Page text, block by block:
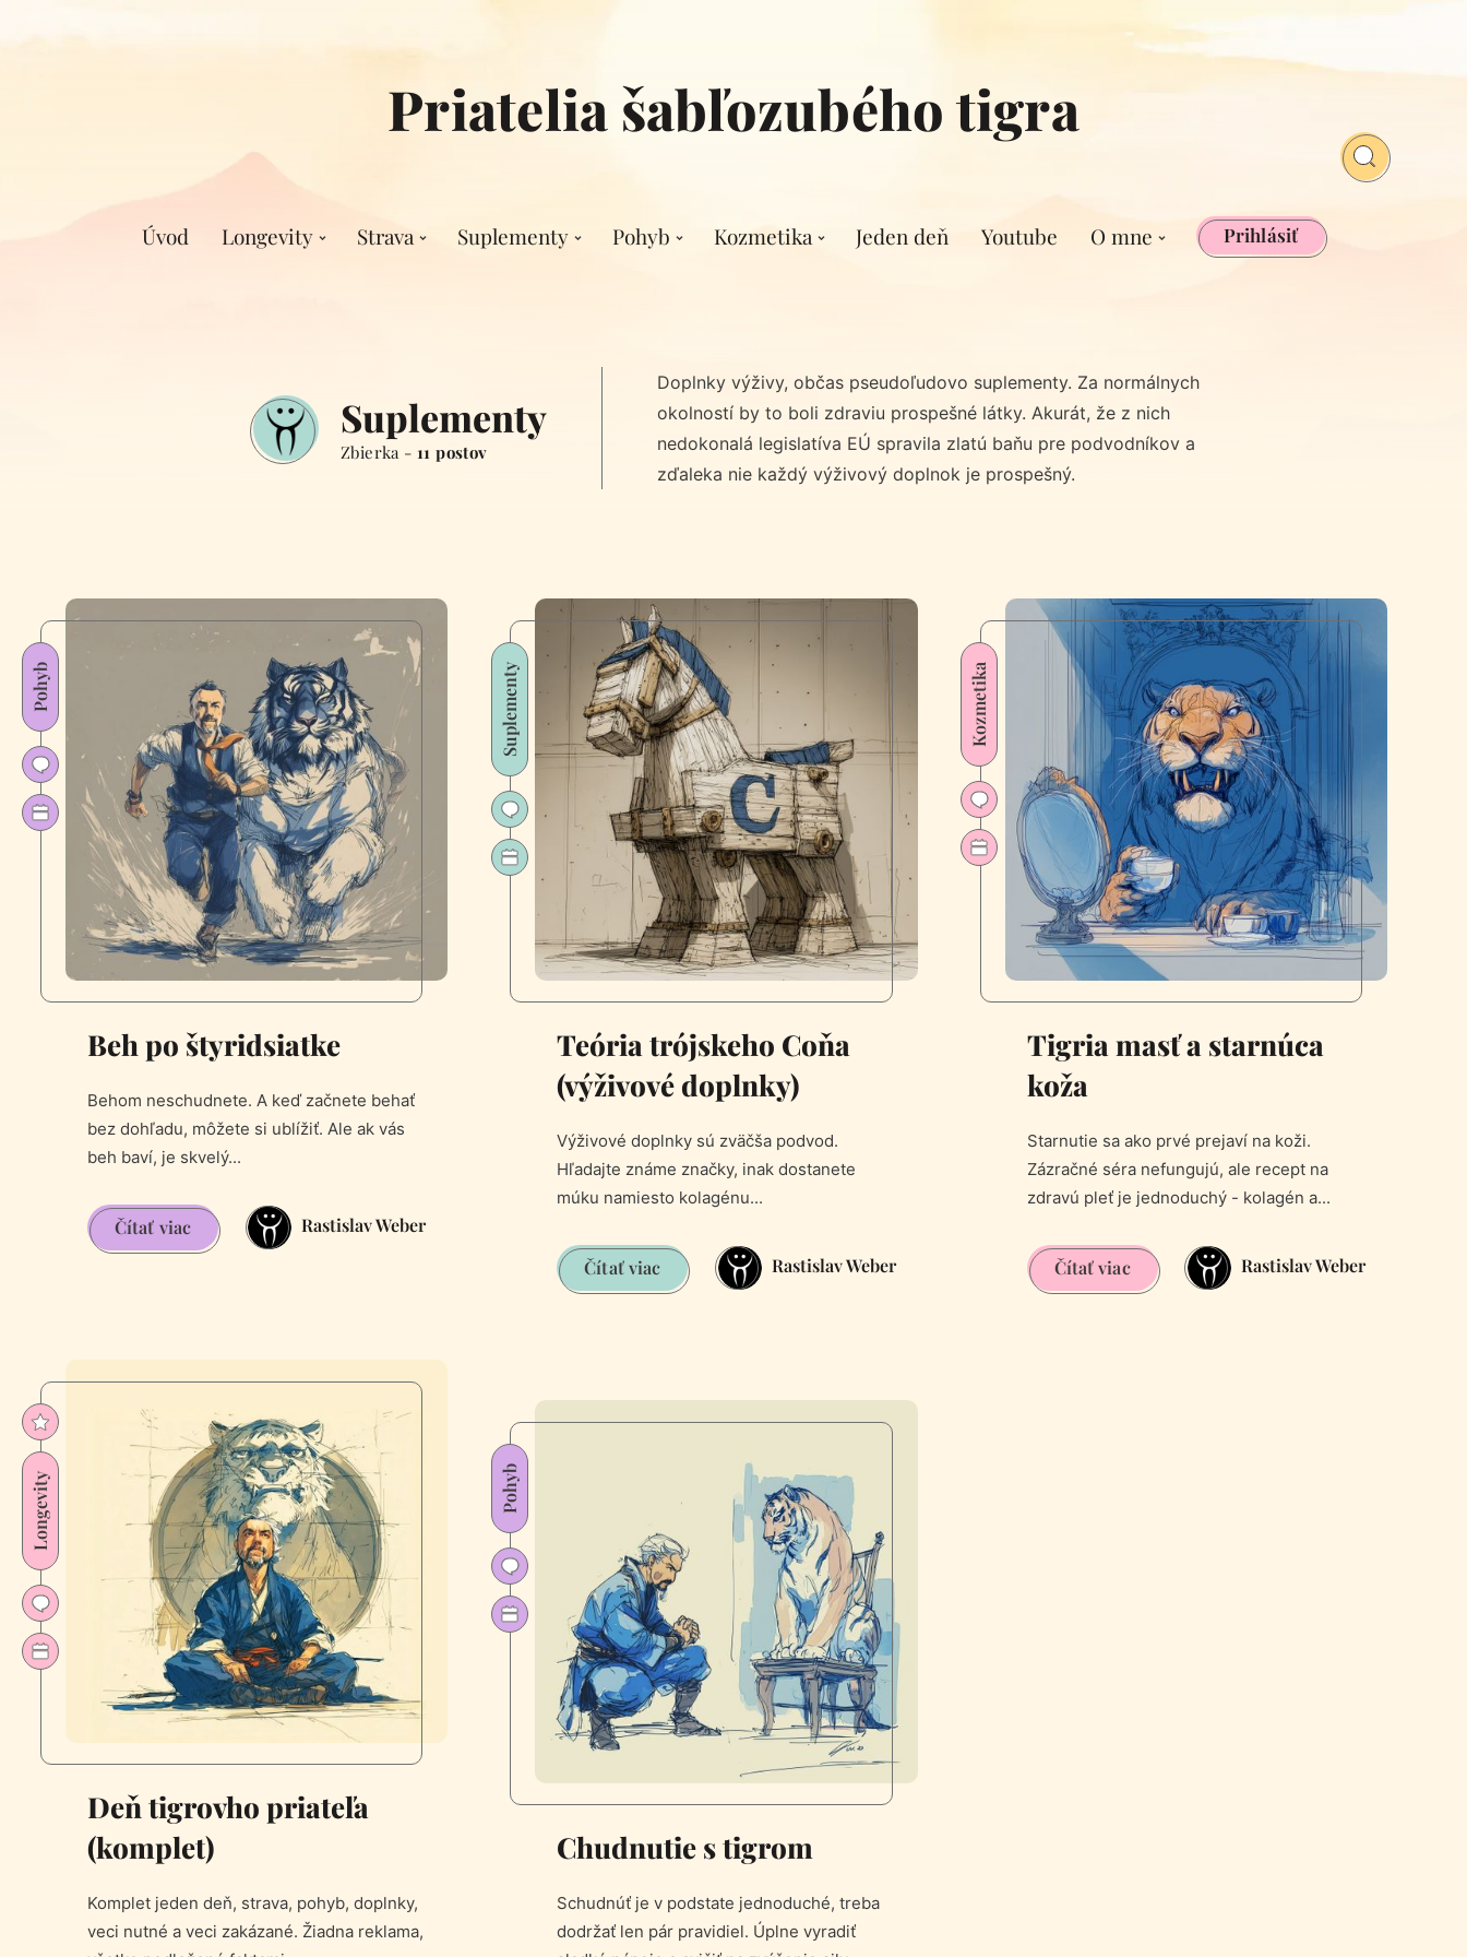
Priatelia šabľozubého tigra
Úvod Longevity Strava Suplementy Pohyb Kozmetika Jeden deň Youtube O mne Prihlásiť
Suplementy
Zbierka - 11 postov
Doplnky výživy, občas pseudoľudovo suplementy. Za normálnych
okolností by to boli zdraviu prospešné látky. Akurát, že z nich
nedokonalá legislatíva EÚ spravila zlatú baňu pre podvodníkov a
zďaleka nie každý výživový doplnok je prospešný.
Pohyb
Beh po štyridsiatke
Behom neschudnete. A keď začnete behať
bez dohľadu, môžete si ublížiť. Ale ak vás
beh baví, je skvelý...
Čítať viacBeh
po
Rastislav Weber
Suplementy
Teória trójskeho Coňa
(výživové doplnky)
Výživové doplnky sú zväčša podvod.
Hľadajte známe značky, inak dostanete
múku namiesto kolagénu...
Čítať viacTeória
trójskeho
Rastislav Weber
Kozmetika
Tigria masť a starnúca
koža
Starnutie sa ako prvé prejaví na koži.
Zázračné séra nefungujú, ale recept na
zdravú pleť je jednoduchý - kolagén a...
Čítať viacTigria
masť
Rastislav Weber
Longevity
Deň tigrovho priateľa
(komplet)
Komplet jeden deň, strava, pohyb, doplnky,
veci nutné a veci zakázané. Žiadna reklama,
Pohyb
Chudnutie s tigrom
Schudnúť je v podstate jednoduché, treba
dodržať len pár pravidiel. Úplne vyradiť